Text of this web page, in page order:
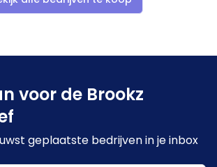
voor de Brookz
geplaatste bedrijven in je inbox